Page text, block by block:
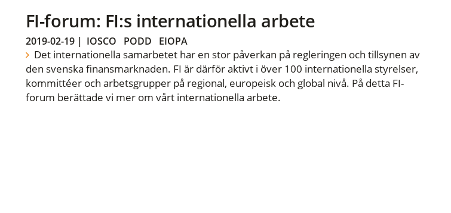
FI-forum: FI:s internationella arbete
2019-02-19| IOSCO PODD EIOPA
Det internationella samarbetet har en stor påverkan på regleringen och tillsynen av
den svenska finansmarknaden. FI är därför aktivt i över 100 internationella styrelser,
kommittéer och arbetsgrupper på regional, europeisk och global nivå. På detta FI-
forum berättade vi mer om vårt internationella arbete.